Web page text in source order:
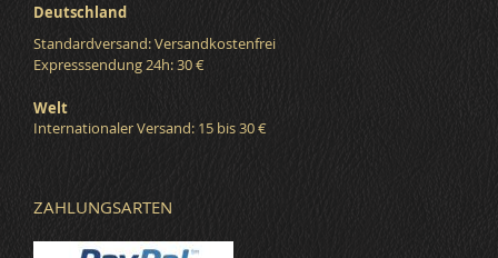
Deutschland
Standardversand: Versandkostenfrei
Expresssendung 24h: 30 €
Welt
Internationaler Versand: 15 bis 30 €
ZAHLUNGSARTEN